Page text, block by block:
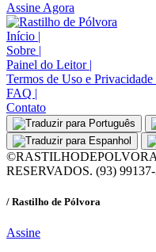
Assine Agora
Início |
Sobre |
Painel do Leitor |
Termos de Uso e Privacidade
FAQ |
Contato
RESERVADOS. (93) 99137-
/ Rastilho de Pólvora
Assine